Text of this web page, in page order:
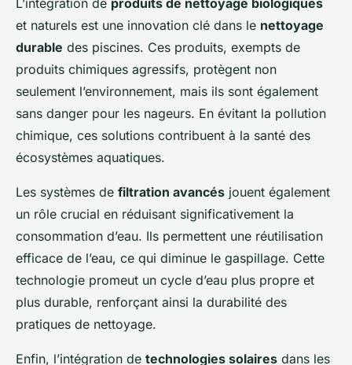
L’intégration de produits de nettoyage biologiques
et naturels est une innovation clé dans le nettoyage
durable des piscines. Ces produits, exempts de
produits chimiques agressifs, protègent non
seulement l’environnement, mais ils sont également
sans danger pour les nageurs. En évitant la pollution
chimique, ces solutions contribuent à la santé des
écosystèmes aquatiques.
Les systèmes de filtration avancés jouent également
un rôle crucial en réduisant significativement la
consommation d’eau. Ils permettent une réutilisation
efficace de l’eau, ce qui diminue le gaspillage. Cette
technologie promeut un cycle d’eau plus propre et
plus durable, renforçant ainsi la durabilité des
pratiques de nettoyage.
Enfin, l’intégration de technologies solaires dans les